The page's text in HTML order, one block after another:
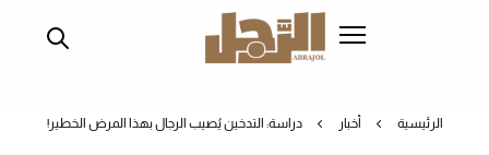
الرئيسية أخبار دراسة: التدخين يُصيب الرجال بهذا المرض الخطير!